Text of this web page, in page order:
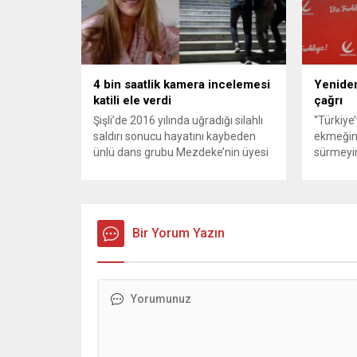
konteynerlerden kağıt topladı. Ünlü
şarkıcı Çelik, Samsun’un İlkadım
ilçesinde çöpten kağıt toplayarak...
karşılık
4 bin saatlik kamera incelemesi
katili ele verdi
Şişli’de 2016 yılında uğradığı silahlı
saldırı sonucu hayatını kaybeden
ünlü dans grubu Mezdeke’nin üyesi
ekipleri, cinayeti işlediğini itiraf eden
maktulün akrabası Bülent G. ile
azmettirici olduğu öne sürülen 2...
çağrı
önce
Bir Yorum Yazın